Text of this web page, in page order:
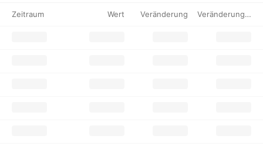
Zeitraum Wert Veränderung Veränderung %